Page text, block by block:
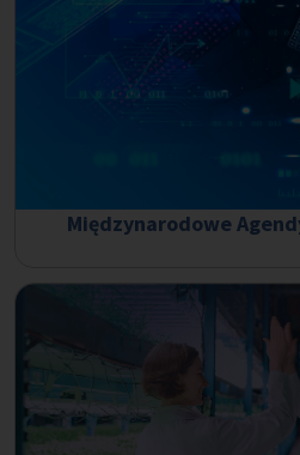
Międzynarodowe